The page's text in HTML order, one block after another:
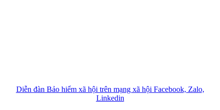
Diễn đàn Bảo hiểm xã hội trên mạng xã hội Facebook, Zalo,
Linkedin